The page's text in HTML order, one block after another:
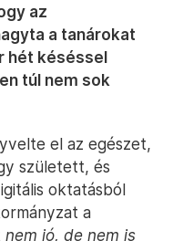
az
a tanárokat
hét késéssel
túl nem sok
el az egészet,
született, és
oktatásból
a
nem jó, de nem is